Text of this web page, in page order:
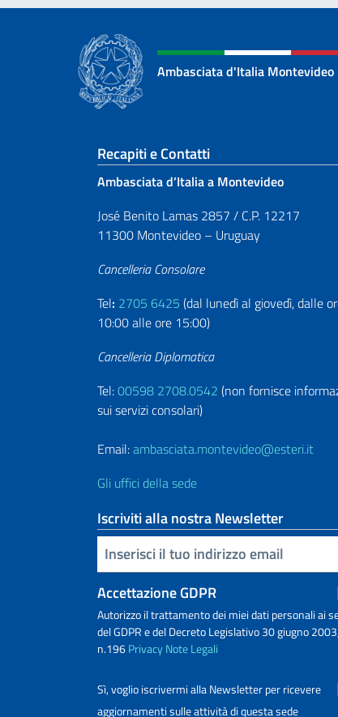
Ambasciata d'Italia Montevideo
Sezione footer
Recapiti e Contatti
Ambasciata d’Italia a Montevideo
José Benito Lamas 2857 / C.P. 12217
11300 Montevideo – Uruguay
Cancelleria Consolare
Tel: 2705 6425 (dal lunedì al giovedì, dalle
10:00 alle ore 15:00)
Cancelleria Diplomatica
Tel:00598 2708.0542 (non fornisce
sui servizi consolari)
Email:ambasciata.montevideo@esteri.it
Gli uffici della sede
Iscriviti alla nostra Newsletter
Inserisci la tua email
Accettazione GDPR
Autorizzo il trattamento dei miei dati personali ai
del GDPR e del Decreto Legislativo 30 giugno
n.196PrivacyNote Legali
Sì, voglio iscrivermi alla Newsletter per ricevere
aggiornamenti sulle attività di questa sede